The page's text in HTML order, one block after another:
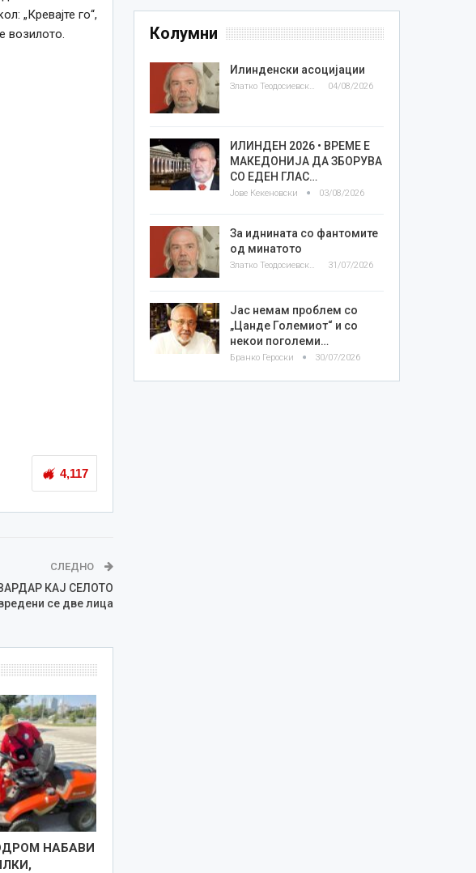
„Кревајте го“,
возилото.
4,117
СЛЕДНО
КАЈ СЕЛОТО
се две лица
НАБАВИ
Колумни
Илинденски асоцијации
Златко Теодосиевски 04/08/2026
ИЛИНДЕН 2026 • ВРЕМЕ Е
МАКЕДОНИЈА ДА ЗБОРУВА
СО ЕДЕН ГЛАС…
Јове Кекеновски 03/08/2026
За иднината со фантомите
од минатото
Златко Теодосиевски 31/07/2026
Јас немам проблем со
„Цанде Големиот“ и со
некои поголеми…
Бранко Героски 30/07/2026